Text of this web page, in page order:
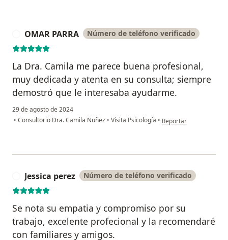
OMAR PARRA Número de teléfono verificado
La Dra. Camila me parece buena profesional,
muy dedicada y atenta en su consulta; siempre
demostró que le interesaba ayudarme.
29 de agosto de 2024
• Consultorio Dra. Camila Nuñez • Visita Psicología • en opinión del usuario
Reportar
Jessica perez Número de teléfono verificado
Se nota su empatia y compromiso por su
trabajo, excelente profecional y la recomendaré
con familiares y amigos.